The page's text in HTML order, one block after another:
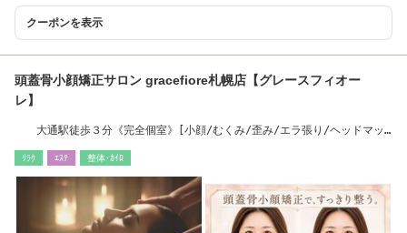
クーポンを表示
頭蓋骨小顔矯正サロン gracefiore札幌店【グレースフィオー
レ】
大通駅徒歩３分《完全個室》[小顔/むくみ/歪み/エラ張り/ヘッドマッ
ﾘﾗｸ ｴｽﾃ 整体･ｶｲﾛ